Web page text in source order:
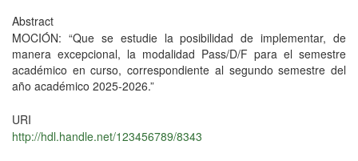
Abstract
MOCIÓN: “Que se estudie la posibilidad de implementar, de
manera excepcional, la modalidad Pass/D/F para el semestre
académico en curso, correspondiente al segundo semestre del
año académico 2025-2026.”
URI
http://hdl.handle.net/123456789/8343